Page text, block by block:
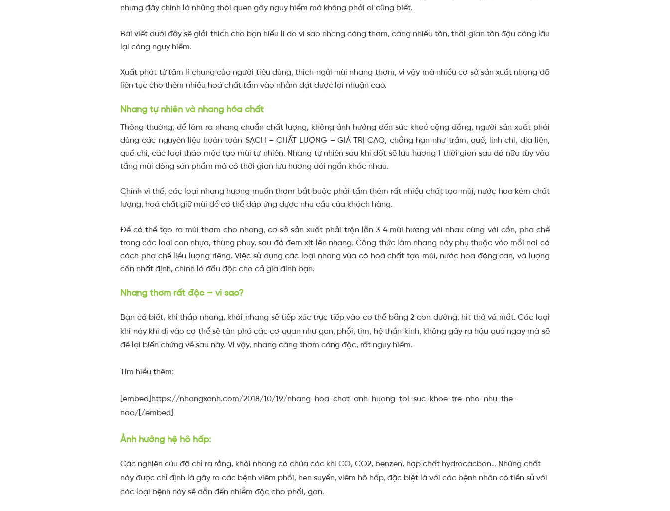
nhưng đây chính là những thói quen gây nguy hiểm mà không phải ai cũng biết.
Bài viết dưới đây sẽ giải thích cho bạn hiểu lí do vì sao nhang càng thơm, càng nhiều tàn, thời gian tàn đậu càng lâu
lại càng nguy hiểm.
Xuất phát từ tâm lí chung của người tiêu dùng, thích ngửi mùi nhang thơm, vì vậy mà nhiều cơ sở sản xuất nhang đã
liên tục cho thêm nhiều hoá chất tẩm vào nhằm đạt được lợi nhuận cao.
Nhang tự nhiên và nhang hóa chất
Thông thường, để làm ra nhang chuẩn chất lượng, không ảnh hưởng đến sức khoẻ cộng đồng, người sản xuất phải
dùng các nguyên liệu hoàn toàn SẠCH – CHẤT LƯỢNG – GIÁ TRỊ CAO, chẳng hạn như trầm, quế, linh chi, địa liên,
quế chi, các loại thảo mộc tạo mùi tự nhiên. Nhang tự nhiên sau khi đốt sẽ lưu hương 1 thời gian sau đó nữa tùy vào
tầng mùi dòng sản phẩm mà có thời gian lưu hương dài ngắn khác nhau.
Chính vì thế, các loại nhang hương muốn thơm bắt buộc phải tẩm thêm rất nhiều chất tạo mùi, nước hoa kém chất
lượng, hoá chất giữ mùi để có thể đáp ứng được nhu cầu của khách hàng.
Để có thể tạo ra mùi thơm cho nhang, cơ sở sản xuất phải trộn lẫn 3 4 mùi hương với nhau cùng với cồn, pha chế
trong các loại can nhựa, thùng phuy, sau đó đem xịt lên nhang. Công thức làm nhang này phụ thuộc vào mỗi nơi có
cách pha chế liều lượng riêng. Việc sử dụng các loại nhang vừa có hoá chất tạo mùi, nước hoa đóng can, và lượng
cồn nhất định, chính là đầu độc cho cả gia đình bạn.
Nhang thơm rất độc – vì sao?
Bạn có biết, khi thắp nhang, khói nhang sẽ tiếp xúc trực tiếp vào cơ thể bằng 2 con đường, hít thở và mắt. Các loại
khí này khi đi vào cơ thể sẽ tàn phá các cơ quan như gan, phổi, tim, hệ thần kinh, không gây ra hậu quả ngay mà sẽ
để lại biến chứng về sau này. Vì vậy, nhang càng thơm càng độc, rất nguy hiểm.
Tìm hiểu thêm:
[embed]https://nhangxanh.com/2018/10/19/nhang-hoa-chat-anh-huong-toi-suc-khoe-tre-nho-nhu-the-
nao/[/embed]
Ảnh hưởng hệ hô hấp:
Các nghiên cứu đã chỉ ra rằng, khói nhang có chứa các khí CO, CO2, benzen, hợp chất hydrocacbon… Những chất
này được chỉ định là gây ra các bệnh viêm phổi, hen suyển, viêm hô hấp, đặc biệt là với các bệnh nhân có tiền sử với
các loại bệnh này sẽ dẫn đến nhiễm độc cho phổi, gan.